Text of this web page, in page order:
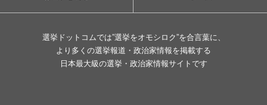
選挙ドットコムでは”選挙をオモシロク”を合言葉に、
より多くの選挙報道・政治家情報を掲載する
日本最大級の選挙・政治家情報サイトです